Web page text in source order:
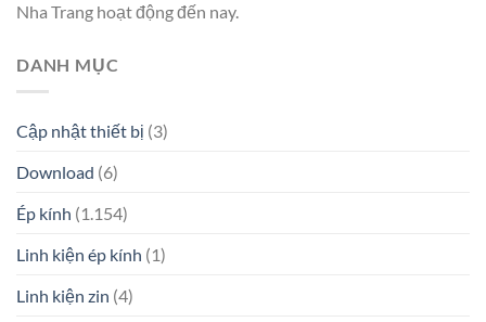
Nha Trang hoạt động đến nay.
DANH MỤC
Cập nhật thiết bị (3)
Download (6)
Ép kính (1.154)
Linh kiện ép kính (1)
Linh kiện zin (4)